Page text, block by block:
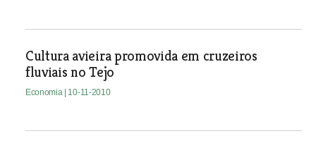
Cultura avieira promovida em cruzeiros
fluviais no Tejo
Economia | 10-11-2010